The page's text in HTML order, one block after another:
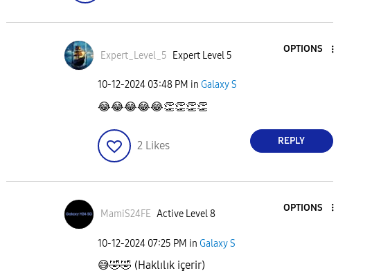
Expert_Level_5 Expert Level 5
OPTIONS
‎10-12-2024 03:48 PM in Galaxy S
😂😂😂😂😂👏👏👏👏
2 Likes REPLY
MamiS24FE Active Level 8
OPTIONS
‎10-12-2024 07:25 PM in Galaxy S
😅🤣🤣 (Haklılık içerir)